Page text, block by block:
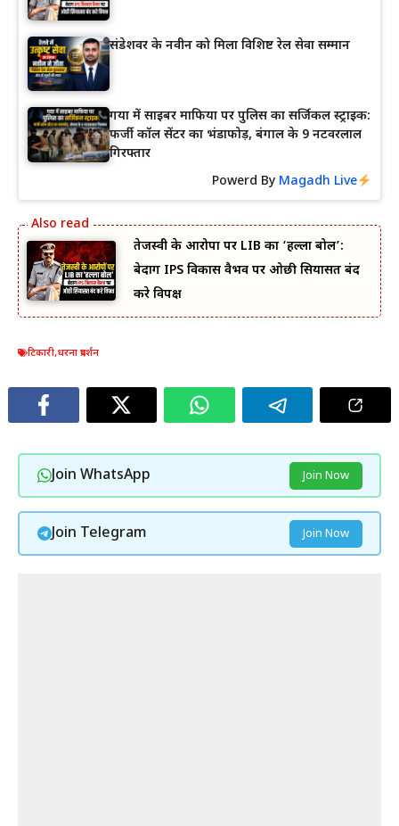
संडेशवर के नवीन को मिला विशिष्ट रेल सेवा सम्मान
गया में साइबर माफिया पर पुलिस का सर्जिकल स्ट्राइक:
फर्जी कॉल सेंटर का भंडाफोड़, बंगाल के 9 नटवरलाल
गिरफ्तार
Powerd By Magadh Live
तेजस्वी के आरोपों पर LIB का ‘हल्ला बोल’:
बेदाग IPS विकास वैभव पर ओछी सियासत बंद
करे विपक्ष
टिकारी,धरना प्रदर्शन
Join WhatsApp Join Now
Join Telegram Join Now